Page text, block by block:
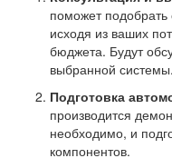
поможет
исходя из ваших
бюджета. Будут
выбранной системы.
Подготовка
производится
необходимо, и
компонентов.